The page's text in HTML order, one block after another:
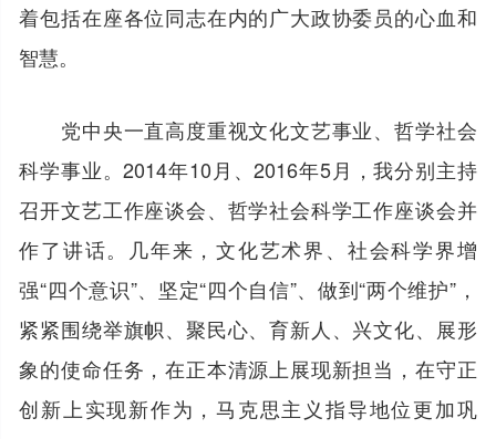
着包括在座各位同志在内的广大政协委员的心血和
智慧。
党中央一直高度重视文化文艺事业、哲学社会
科学事业。2014年10月、2016年5月，我分别主持
召开文艺工作座谈会、哲学社会科学工作座谈会并
作了讲话。几年来，文化艺术界、社会科学界增
强“四个意识”、坚定“四个自信”、做到“两个维护”，
紧紧围绕举旗帜、聚民心、育新人、兴文化、展形
象的使命任务，在正本清源上展现新担当，在守正
创新上实现新作为，马克思主义指导地位更加巩